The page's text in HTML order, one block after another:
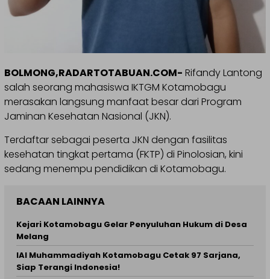
BOLMONG,RADARTOTABUAN.COM- Rifandy Lantong
salah seorang mahasiswa IKTGM Kotamobagu
merasakan langsung manfaat besar dari Program
Jaminan Kesehatan Nasional (JKN).
Terdaftar sebagai peserta JKN dengan fasilitas
kesehatan tingkat pertama (FKTP) di Pinolosian, kini
sedang menempu pendidikan di Kotamobagu.
BACAAN LAINNYA
Kejari Kotamobagu Gelar Penyuluhan Hukum di Desa
Melang
IAI Muhammadiyah Kotamobagu Cetak 97 Sarjana,
Siap Terangi Indonesia!